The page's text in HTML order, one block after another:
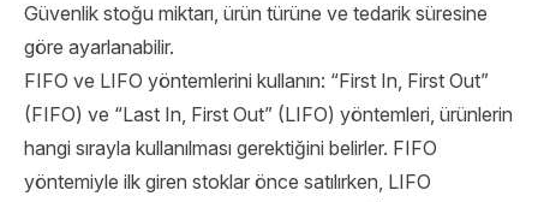
Güvenlik stoğu miktarı, ürün türüne ve tedarik süresine
göre ayarlanabilir.
FIFO ve LIFO yöntemlerini kullanın: “First In, First Out”
(FIFO) ve “Last In, First Out” (LIFO) yöntemleri, ürünlerin
hangi sırayla kullanılması gerektiğini belirler. FIFO
yöntemiyle ilk giren stoklar önce satılırken, LIFO